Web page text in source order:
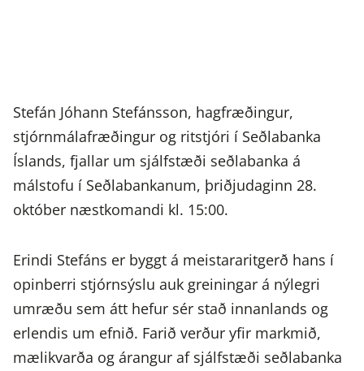
Stefán Jóhann Stefánsson, hagfræðingur,
stjórnmálafræðingur og ritstjóri í Seðlabanka
Íslands, fjallar um sjálfstæði seðlabanka á
málstofu í Seðlabankanum, þriðjudaginn 28.
október næstkomandi kl. 15:00.
Erindi Stefáns er byggt á meistararitgerð hans í
opinberri stjórnsýslu auk greiningar á nýlegri
umræðu sem átt hefur sér stað innanlands og
erlendis um efnið. Farið verður yfir markmið,
mælikvarða og árangur af sjálfstæði seðlabanka